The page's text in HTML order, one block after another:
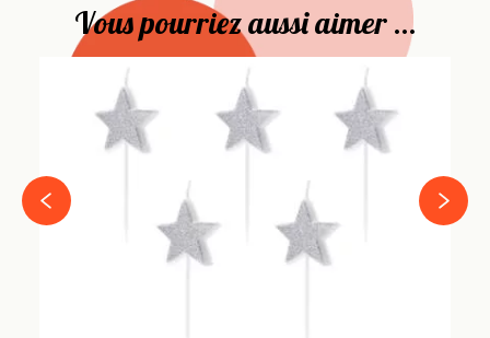
Vous pourriez aussi aimer ...
‹
›